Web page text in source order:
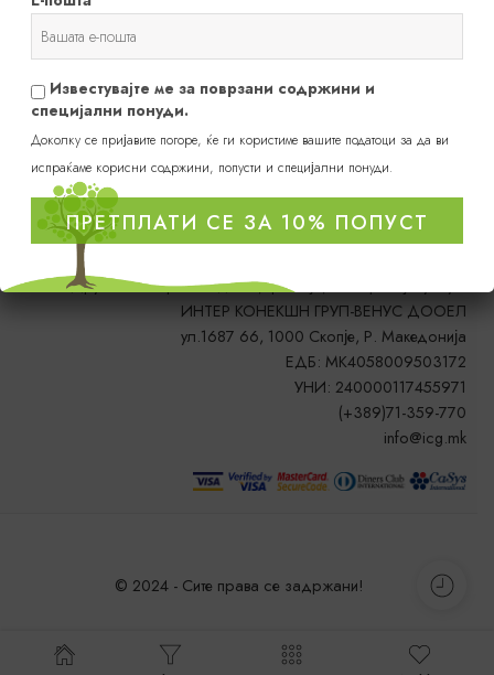
Друштво за производство, трговија, сообраќај и услуги
ИНТЕР КОНЕКШН ГРУП-ВЕНУС ДООЕЛ
ул.1687 66, 1000 Скопје, Р. Македонија
ЕДБ: MK4058009503172
УНИ: 240000117455971
(+389)71-359-770
info@icg.mk
© 2024 - Сите права се задржани!
Известувајте ме за поврзани содржини и
специјални понуди.
Доколку се пријавите погоре, ќе ги користиме вашите податоци за да ви
испраќаме корисни содржини, попусти и специјални понуди.
ПРЕТПЛАТИ СЕ ЗА 10% ПОПУСТ